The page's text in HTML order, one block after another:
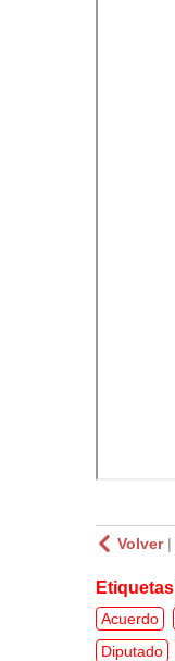
Volver|
Acuerdo
Diputado